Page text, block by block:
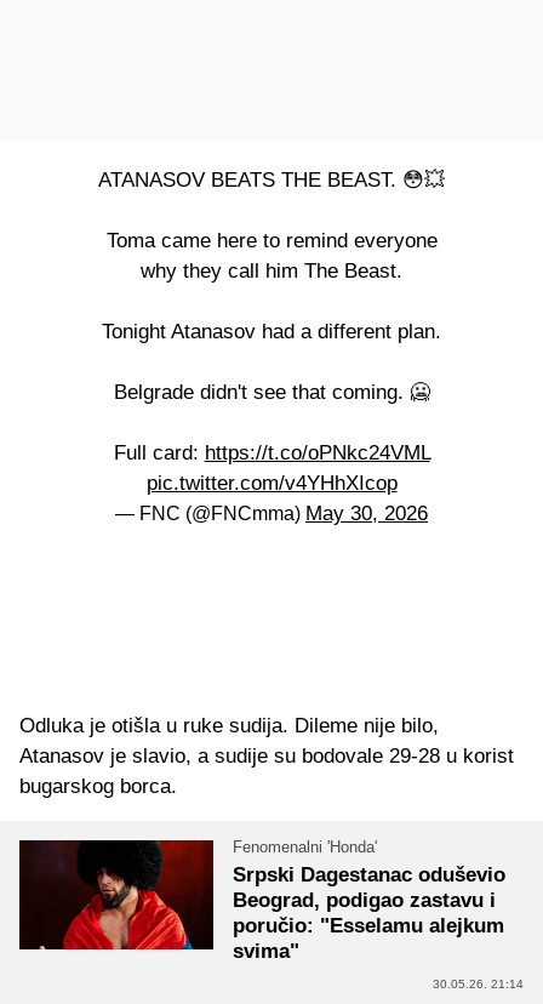
ATANASOV BEATS THE BEAST. 😳💥
Toma came here to remind everyone
why they call him The Beast.
Tonight Atanasov had a different plan.
Belgrade didn't see that coming. 🥶
Full card: https://t.co/oPNkc24VML
pic.twitter.com/v4YHhXIcop
— FNC (@FNCmma) May 30, 2026
Odluka je otišla u ruke sudija. Dileme nije bilo,
Atanasov je slavio, a sudije su bodovale 29-28 u korist
bugarskog borca.
Fenomenalni 'Honda'
Srpski Dagestanac oduševio
Beograd, podigao zastavu i
poručio: "Esselamu alejkum
svima"
30.05.26. 21:14